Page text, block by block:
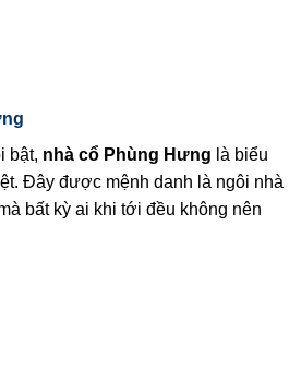
bật, nhà cổ Phùng Hưng là biểu
Đây được mệnh danh là ngôi nhà
bất kỳ ai khi tới đều không nên